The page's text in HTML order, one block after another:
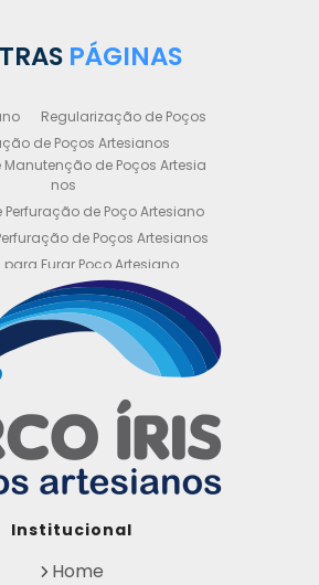
PÁGINAS
Regularização de Poços
de Poços Artesianos
Manutenção de Poços Artesia
nos
Perfuração de Poço Artesiano
de Poços Artesianos
para Furar Poço Artesiano
Perfuração de Poço Artesiano
para Poço Semi Artesiano
de Poço Semi Artesiano
Preventiva de Poços Artesiano
Licença de Perfuração de Poç
o Artesiano
de Poço Semi Artesiano
Perfuração de Poço Artesi
ano
DAEE para Poço Artesiano
cos
Institucional
Home